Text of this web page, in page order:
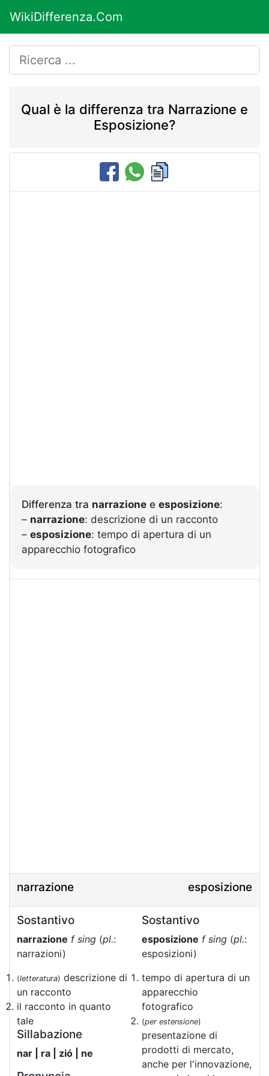
WikiDifferenza.Com
Qual è la differenza tra Narrazione e
Esposizione?
Differenza tra narrazione e esposizione:
– narrazione: descrizione di un racconto
– esposizione: tempo di apertura di un
apparecchio fotografico
narrazione esposizione
Sostantivo
narrazione f sing (pl.:
narrazioni)
(letteratura) descrizione di
un racconto
il racconto in quanto
tale
Sillabazione
nar | ra | zió | ne
Sostantivo
esposizione f sing (pl.:
esposizioni)
tempo di apertura di un
apparecchio
fotografico
(per estensione)
presentazione di
prodotti di mercato,
anche per l'innovazione,